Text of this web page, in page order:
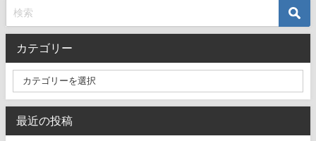
カテゴリー
最近の投稿